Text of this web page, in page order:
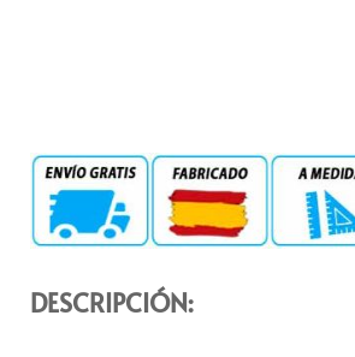
DESCRIPCIÓN: